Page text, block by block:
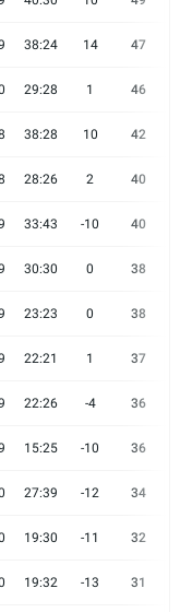
38:24 14 47
29:28 1 46
38:28 10 42
28:26 2 40
33:43 -10 40
30:30 0 38
23:23 0 38
22:21 1 37
22:26 -4 36
15:25 -10 36
27:39 -12 34
19:30 -11 32
19:32 -13 31